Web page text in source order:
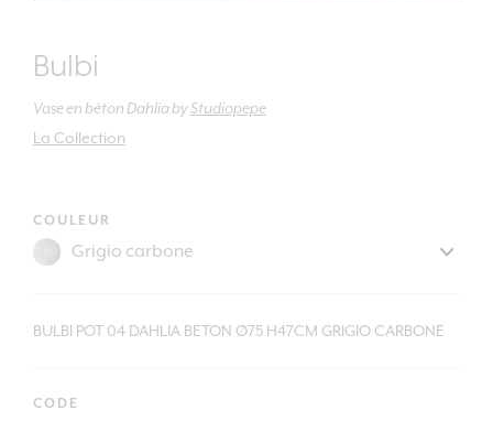
Bulbi
Vase en béton DahliabyStudiopepe
La Collection
COULEUR
BULBI POT 04 DAHLIA BETON Ø75 H47CM GRIGIO CARBONE
CODE